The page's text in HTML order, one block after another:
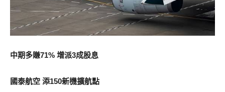
中期多賺71% 增派3成股息
國泰航空 添150新機擴航點